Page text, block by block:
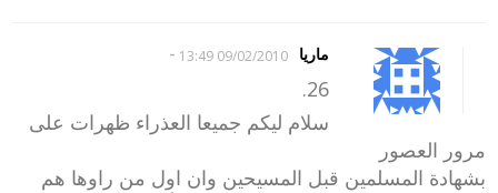
ماريا 09/02/2010 13:49
-
26.
سلام ليكم جميعا العذراء ظهرات على
مرور العصور
بشهادة المسلمين قبل المسيحين وان اول من راوها هم